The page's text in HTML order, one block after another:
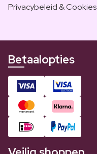
Privacybeleid & Cookies
Betaalopties